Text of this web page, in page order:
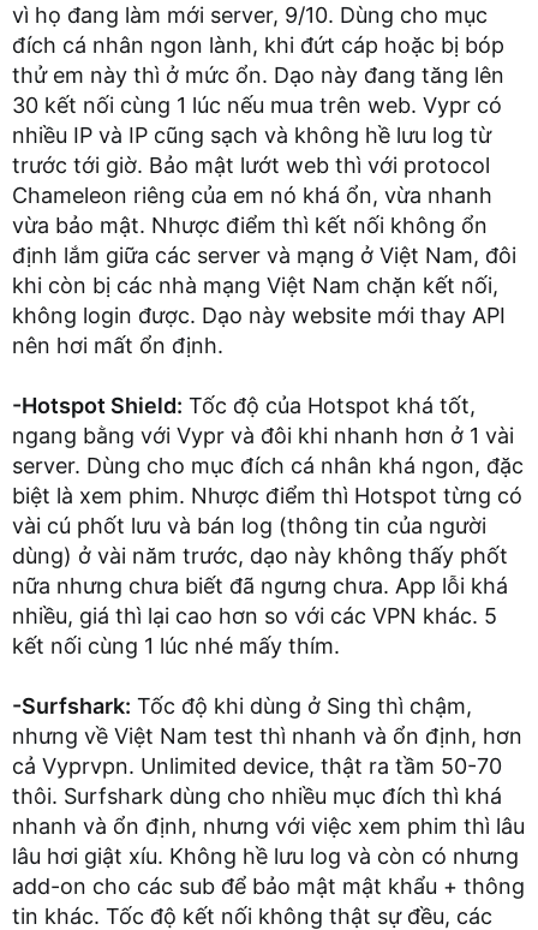
vì họ đang làm mới server, 9/10. Dùng cho mục
đích cá nhân ngon lành, khi đứt cáp hoặc bị bóp
thử em này thì ở mức ổn. Dạo này đang tăng lên
30 kết nối cùng 1 lúc nếu mua trên web. Vypr có
nhiều IP và IP cũng sạch và không hề lưu log từ
trước tới giờ. Bảo mật lướt web thì với protocol
Chameleon riêng của em nó khá ổn, vừa nhanh
vừa bảo mật. Nhược điểm thì kết nối không ổn
định lắm giữa các server và mạng ở Việt Nam, đôi
khi còn bị các nhà mạng Việt Nam chặn kết nối,
không login được. Dạo này website mới thay API
nên hơi mất ổn định.
-Hotspot Shield: Tốc độ của Hotspot khá tốt,
ngang bằng với Vypr và đôi khi nhanh hơn ở 1 vài
server. Dùng cho mục đích cá nhân khá ngon, đặc
biệt là xem phim. Nhược điểm thì Hotspot từng có
vài cú phốt lưu và bán log (thông tin của người
dùng) ở vài năm trước, dạo này không thấy phốt
nữa nhưng chưa biết đã ngưng chưa. App lỗi khá
nhiều, giá thì lại cao hơn so với các VPN khác. 5
kết nối cùng 1 lúc nhé mấy thím.
-Surfshark: Tốc độ khi dùng ở Sing thì chậm,
nhưng về Việt Nam test thì nhanh và ổn định, hơn
cả Vyprvpn. Unlimited device, thật ra tầm 50-70
thôi. Surfshark dùng cho nhiều mục đích thì khá
nhanh và ổn định, nhưng với việc xem phim thì lâu
lâu hơi giật xíu. Không hề lưu log và còn có nhưng
add-on cho các sub để bảo mật mật khẩu + thông
tin khác. Tốc độ kết nối không thật sự đều, các